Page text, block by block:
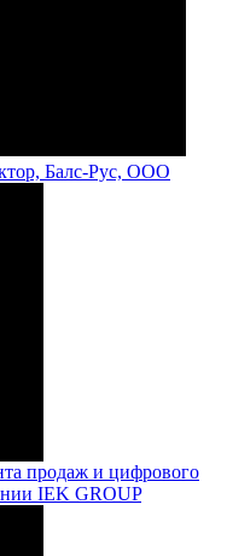
Балс-Рус, ООО
продаж и цифрового
IEK GROUP